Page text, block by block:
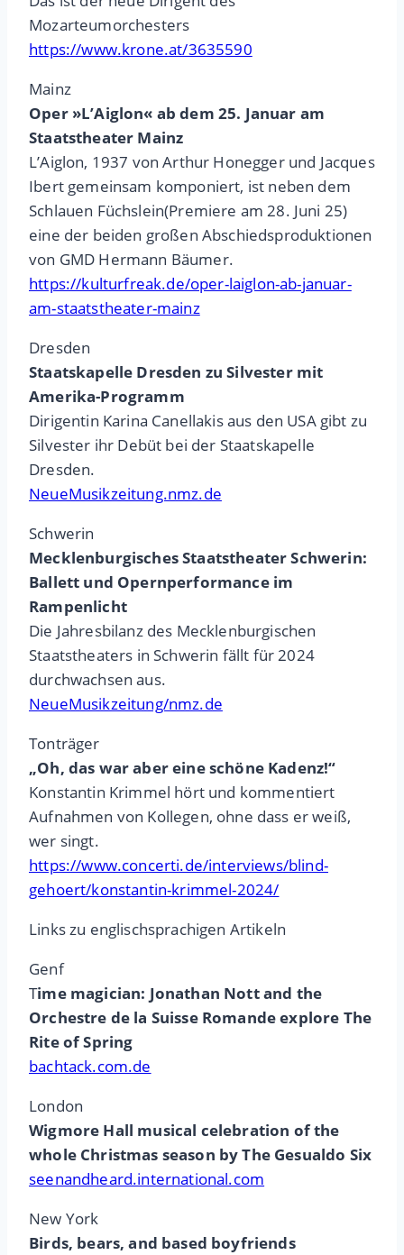
Mozarteumorchesters
https://www.krone.at/3635590
Mainz
Oper »L’Aiglon« ab dem 25. Januar am
Staatstheater Mainz
L’Aiglon, 1937 von Arthur Honegger und Jacques
Ibert gemeinsam komponiert, ist neben dem
Schlauen Füchslein(Premiere am 28. Juni 25)
eine der beiden großen Abschiedsproduktionen
von GMD Hermann Bäumer.
https://kulturfreak.de/oper-laiglon-ab-januar-
am-staatstheater-mainz
Dresden
Staatskapelle Dresden zu Silvester mit
Amerika-Programm
Dirigentin Karina Canellakis aus den USA gibt zu
Silvester ihr Debüt bei der Staatskapelle
Dresden.
NeueMusikzeitung.nmz.de
Schwerin
Mecklenburgisches Staatstheater Schwerin:
Ballett und Opernperformance im
Rampenlicht
Die Jahresbilanz des Mecklenburgischen
Staatstheaters in Schwerin fällt für 2024
durchwachsen aus.
NeueMusikzeitung/nmz.de
Tonträger
„Oh, das war aber eine schöne Kadenz!“
Konstantin Krimmel hört und kommentiert
Aufnahmen von Kollegen, ohne dass er weiß,
wer singt.
https://www.concerti.de/interviews/blind-
gehoert/konstantin-krimmel-2024/
Links zu englischsprachigen Artikeln
Genf
Time magician: Jonathan Nott and the
Orchestre de la Suisse Romande explore The
Rite of Spring
bachtack.com.de
London
Wigmore Hall musical celebration of the
whole Christmas season by The Gesualdo Six
seenandheard.international.com
New York
Birds, bears, and based boyfriends